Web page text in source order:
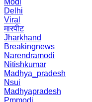
Modi
Delhi
Viral
मारपीट
Jharkhand
Breakingnews
Narendramodi
Nitishkumar
Madhya_pradesh
Nsui
Madhyapradesh
Pmmodi